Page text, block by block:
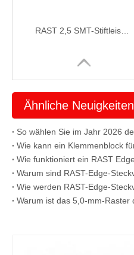
RAST 2,5 DIP-Stiftleiste, aufrechter Kontaktabstand 5,0 mm
Ähnliche Neuigkeiten